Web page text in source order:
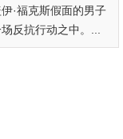
·福克斯假面的男子
反抗行动之中。...